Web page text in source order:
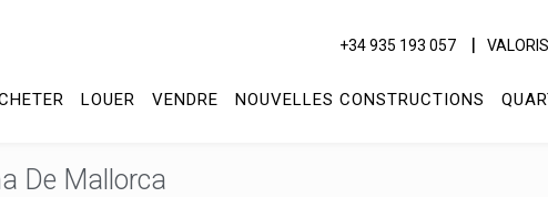
+34 935 193 057
LOUER VENDRE NOUVELLES CONSTRUCTIONS
De Mallorca